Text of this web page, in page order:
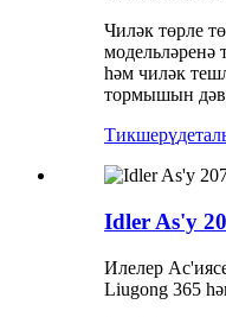
Чиләк төрле
һәм чиләк
тормышын
Тикшерү
Idler As'y
Илелер
Liugong 365